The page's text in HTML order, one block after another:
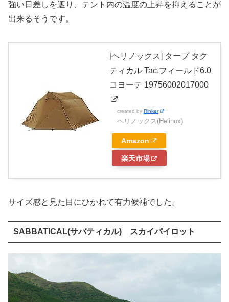
強い日差しを遮り、テント内の温度の上昇を抑えることが
出来るそうです。
[ヘリノックス] タープ タク
ティカル Tac.フィールド6.0
コヨーテ 19756002017000
created by Rinker
ヘリノックス(Helinox)
Amazon
楽天市場
サイズ感と見た目にひかれて有力候補でした。
SABBATICAL(サバティカル) スカイパイロット